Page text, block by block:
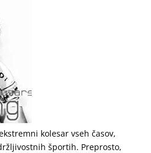
kolesar vseh časov,
športih. Preprosto,